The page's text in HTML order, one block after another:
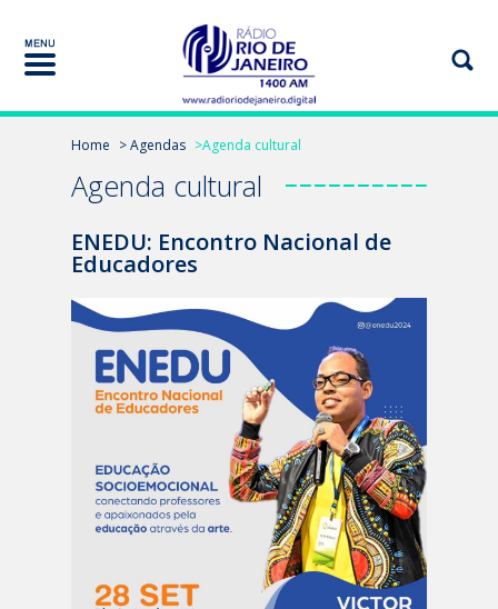
Home > Agendas >Agenda cultural
Agenda cultural
ENEDU: Encontro Nacional de
Educadores